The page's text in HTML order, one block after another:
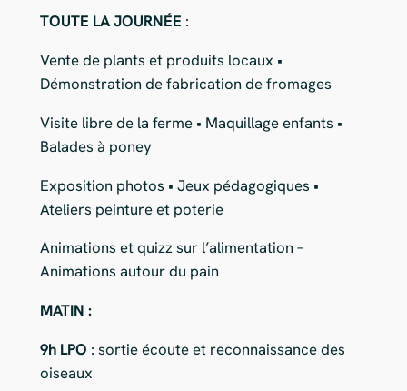
TOUTE LA JOURNÉE :
Vente de plants et produits locaux •
Démonstration de fabrication de fromages
Visite libre de la ferme • Maquillage enfants •
Balades à poney
Exposition photos • Jeux pédagogiques •
Ateliers peinture et poterie
Animations et quizz sur l’alimentation –
Animations autour du pain
MATIN :
9h LPO : sortie écoute et reconnaissance des
oiseaux